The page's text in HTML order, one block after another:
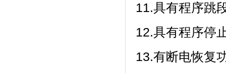
11.具有程序跳段
12.具有程序停止
13.有断电恢复功能